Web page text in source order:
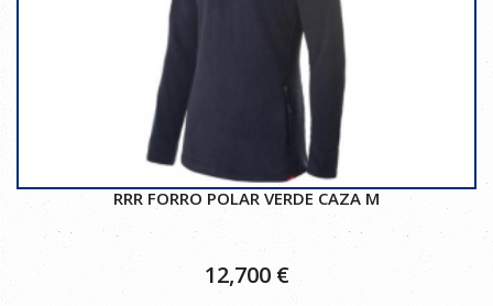
RRR FORRO POLAR VERDE CAZA M
12,700 €